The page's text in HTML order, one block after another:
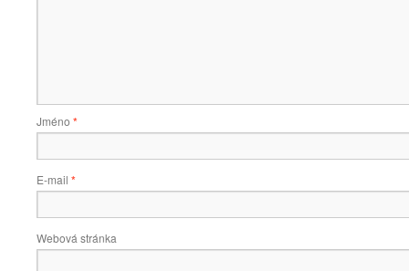
Jméno *
E-mail *
Webová stránka